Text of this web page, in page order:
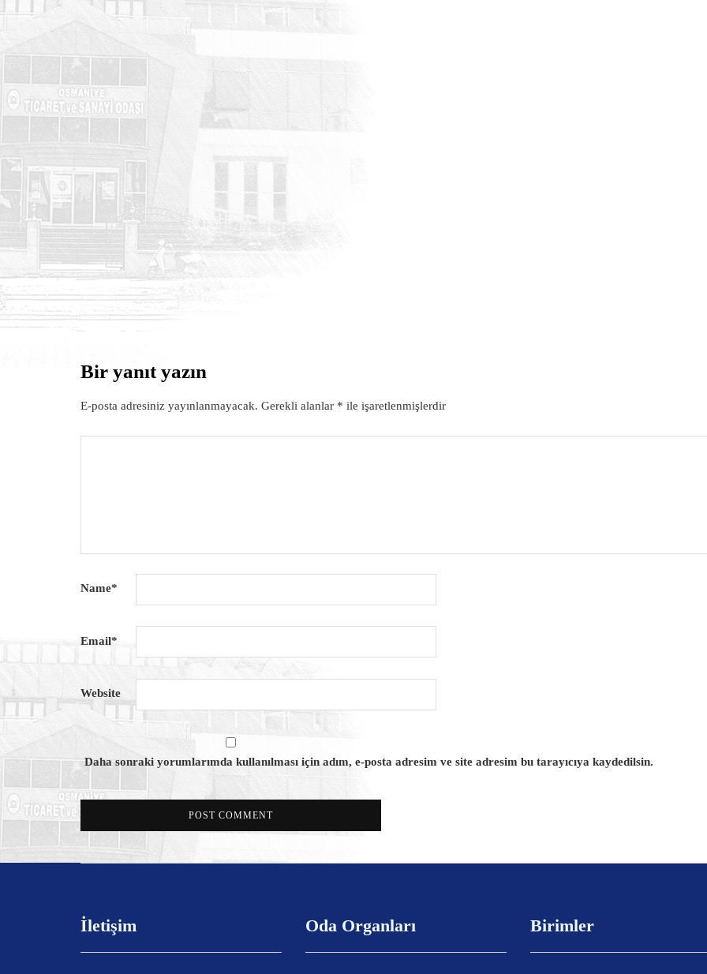
HABERLER
HABERLER
Bir yanıt yazın
E-posta adresiniz yayınlanmayacak. Gerekli alanlar * ile işaretlenmişlerdir
Name*
Email*
Website
Daha sonraki yorumlarımda kullanılması için adım, e-posta adresim ve site adresim bu tarayıcıya kaydedilsin.
İletişim Oda Organları Birimler